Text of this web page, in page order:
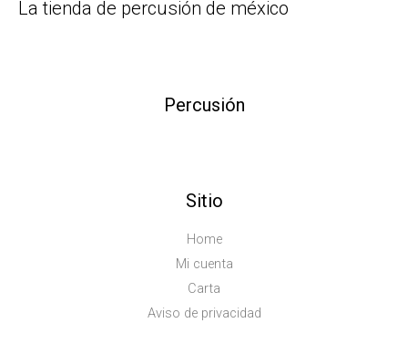
La tienda de percusión de méxico
Percusión
Sitio
Home
Mi cuenta
Carta
Aviso de privacidad